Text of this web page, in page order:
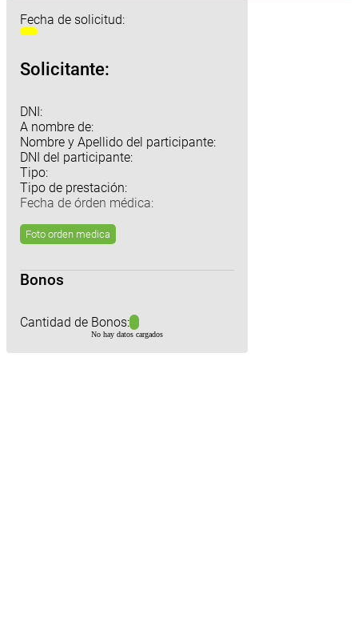
Fecha de solicitud:
Solicitante:
DNI:
A nombre de:
Nombre y Apellido del participante:
DNI del participante:
Tipo:
Tipo de prestación:
Fecha de órden médica:
Foto orden medica
Bonos
Cantidad de Bonos:
No hay datos cargados